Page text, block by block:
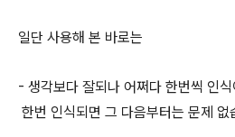
일단 사용해 본 바로는
- 생각보다 잘되나 어쩌다 한번씩 인
한번 인식되면 그 다음부터는 문제 없